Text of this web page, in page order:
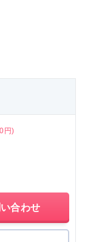
円)
合わせ